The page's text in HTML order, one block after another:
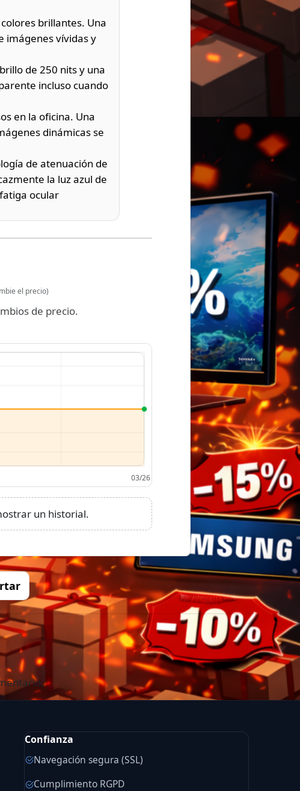
brillantes. Una
imágenes vívidas y
de 250 nits y una
incluso cuando
en la oficina. Una
dinámicas se
de atenuación de
la luz azul de
ocular
el precio)
de precio.
un historial.
Confianza
Navegación segura (SSL)
Cumplimiento RGPD